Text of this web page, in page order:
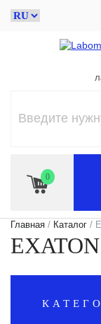
0
Главная / Каталог /